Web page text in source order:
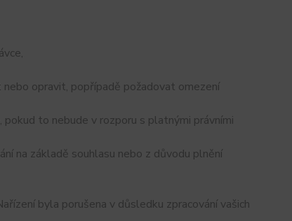
opravit, popřípadě požadovat omezení
to nebude v rozporu s platnými právními
na základě souhlasu nebo z důvodu plnění
byla porušena v důsledku zpracování vašich